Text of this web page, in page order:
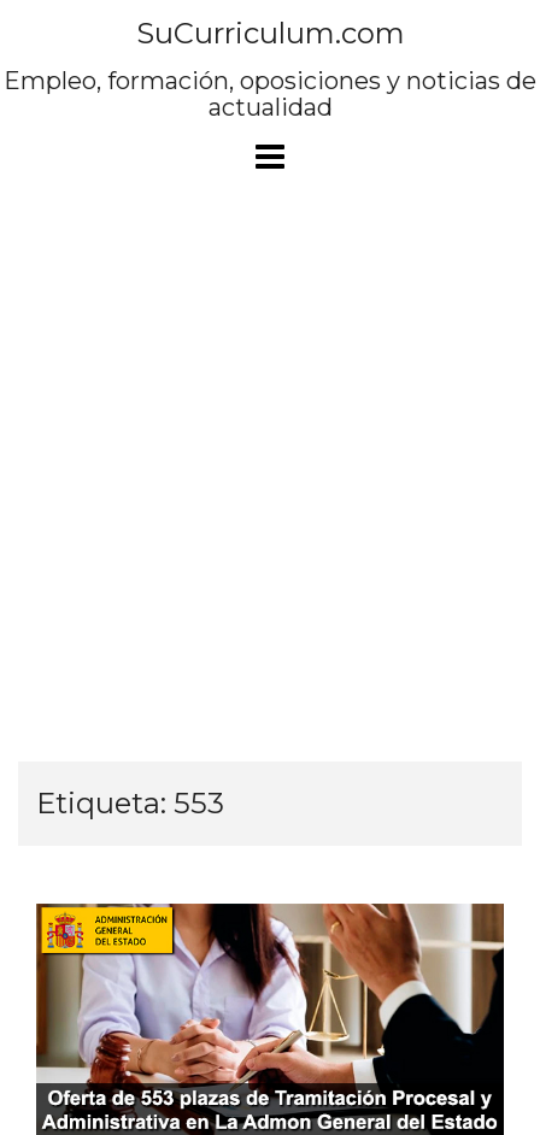
contenido
SuCurriculum.com
Empleo, formación, oposiciones y noticias de
actualidad
Etiqueta: 553